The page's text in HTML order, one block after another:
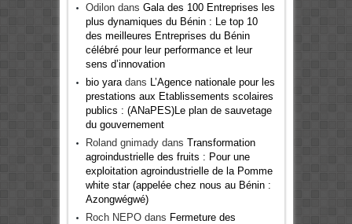
Odilondans Gala des 100 Entreprises les
plus dynamiques du Bénin : Le top 10
des meilleures Entreprises du Bénin
célébré pour leur performance et leur
sens d’innovation
bio yaradans
L’Agence nationale pour les
prestations aux Etablissements scolaires
publics : (ANaPES)Le plan de sauvetage
du gouvernement
Roland gnimadydans Transformation
agroindustrielle des fruits : Pour une
exploitation agroindustrielle de la Pomme
white star (appelée chez nous au Bénin :
Azongwégwé)
Roch NEPOdans Fermeture des